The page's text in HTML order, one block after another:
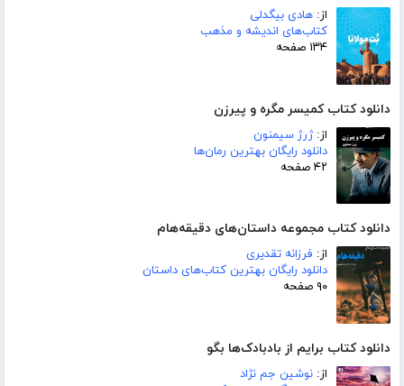
از: هادی بیگدلی
کتاب‌های اندیشه و مذهب
۱۳۴ صفحه
دانلود کتاب کمیسر مگره و پیرزن
از:ژرژ سیمنون
دانلود رایگان بهترین رمان‌ها
۴۲ صفحه
دانلود کتاب مجموعه داستان‌های دقیقه‌هام
از: فرزانه تقدیری
دانلود رایگان بهترین کتاب‌های داستان
۹۰ صفحه
دانلود کتاب برایم از بادبادک‌ها بگو
از: نوشین جم نژاد